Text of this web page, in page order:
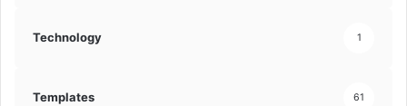
Technology 1
Templates 61